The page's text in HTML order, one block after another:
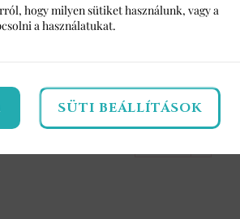
15:00 között,
+
hogy milyen sütiket használunk, vagy a
a használatukat.
SÜTI BEÁLLÍTÁSOK